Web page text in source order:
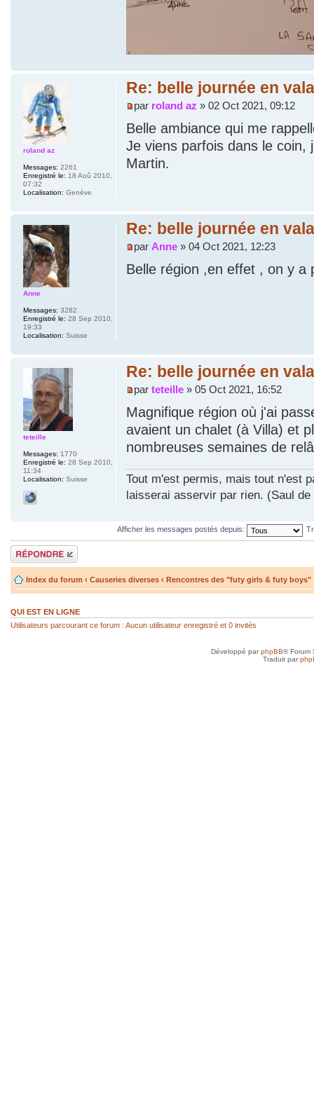
Re: belle journée en
par roland az » 02 Oct 2021, 09:12
Belle ambiance qui me
Je viens parfois dans le coin,
Martin.
roland az
Messages: 2261
Enregistré le: 18 Aoû 2010,
07:32
Localisation: Genève
Re: belle journée en
par Anne » 04 Oct 2021, 12:23
Belle région ,en effet , on y a
Anne
Messages: 3282
Enregistré le: 28 Sep 2010,
19:33
Localisation: Suisse
Re: belle journée en
parteteille » 05 Oct 2021, 16:52
Magnifique région où j'ai
avaient un chalet (à Villa) et
nombreuses semaines de
Tout m'est permis, mais tout n'est
laisserai asservir par rien. (Saul de
teteille
Messages: 1770
Enregistré le: 28 Sep 2010,
11:34
Localisation: Suisse
Afficher les messages postés depuis:
Répondre
Index du forum ‹ Causeries diverses ‹ Rencontres des "futy girls & futy boys"
QUI EST EN LIGNE
Utilisateurs parcourant ce forum : Aucun utilisateur enregistré et 0 invités
Développé parphpBB® Forum
Traduit par